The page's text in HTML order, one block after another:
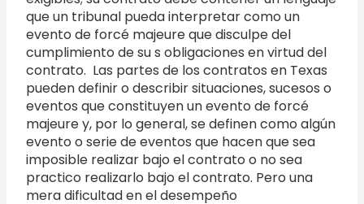
que un tribunal pueda interpretar como un
evento de forcé majeure que disculpe del
cumplimiento de su s obligaciones en virtud del
contrato. Las partes de los contratos en Texas
pueden definir o describir situaciones, sucesos o
eventos que constituyen un evento de forcé
majeure y, por lo general, se definen como algún
evento o serie de eventos que hacen que sea
imposible realizar bajo el contrato o no sea
practico realizarlo bajo el contrato. Pero una
mera dificultad en el desempeño